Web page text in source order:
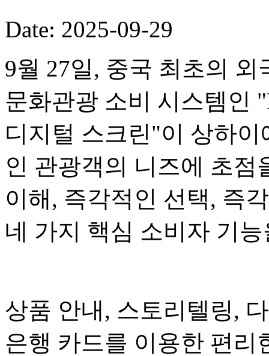
Date: 2025-09-29
9월 27일, 중국 최초의
문화관광 소비 시스템인
디지털 스크린"이 상하
인 관광객의 니즈에 초
이해, 즉각적인 선택, 즉
네 가지 핵심 소비자 기
상품 안내, 스토리텔링,
은행 카드를 이용한 편리